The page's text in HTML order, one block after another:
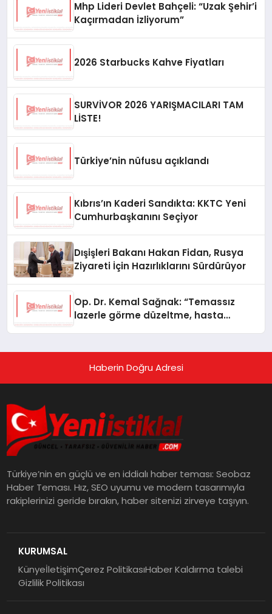
Mhp Lideri Devlet Bahçeli: “Uzak Şehir’i
Kaçırmadan İzliyorum”
2026 Starbucks Kahve Fiyatları
SURVİVOR 2026 YARIŞMACILARI TAM
LİSTE!
Türkiye’nin nüfusu açıklandı
Kıbrıs’ın Kaderi Sandıkta: KKTC Yeni
Cumhurbaşkanını Seçiyor
Dışişleri Bakanı Hakan Fidan, Rusya
Ziyareti İçin Hazırlıklarını Sürdürüyor
Op. Dr. Kemal Sağnak: “Temassız
lazerle görme düzeltme, hasta
Haberin Doğru Adresi
Türkiye’nin en güçlü ve en iddialı haber teması: Seobaz
Haber Teması. Hız, SEO uyumu ve modern tasarımıyla
rakiplerinizi geride bırakın, haber sitenizi zirveye taşıyın.
KURUMSAL
KünyeİletişimÇerez PolitikasıHaber Kaldırma talebi
Gizlilik Politikası